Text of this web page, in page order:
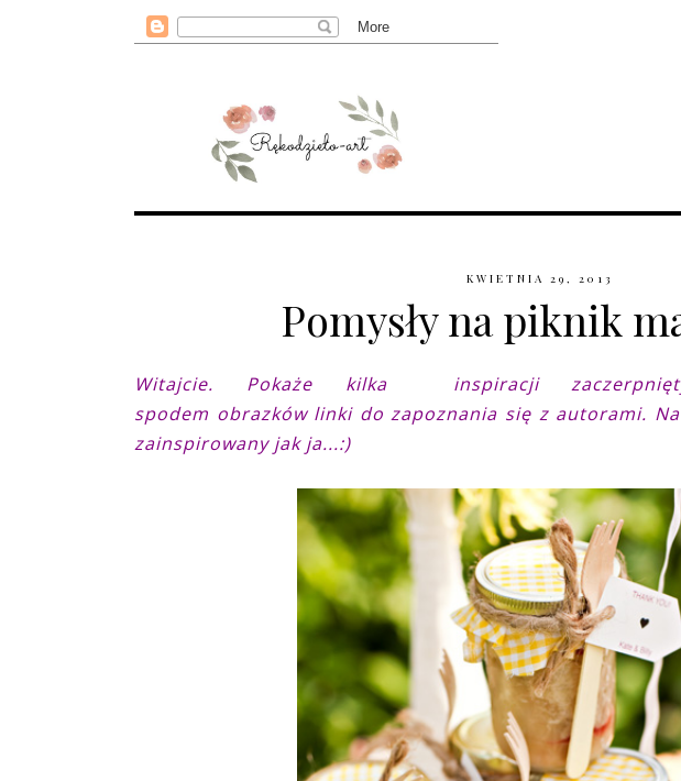
KWIETNIA 29, 2013
Pomysły na piknik
Witajcie. Pokaże kilka inspiracji
spodem obrazków linki do zapoznania się z autorami.
zainspirowany jak ja...:)